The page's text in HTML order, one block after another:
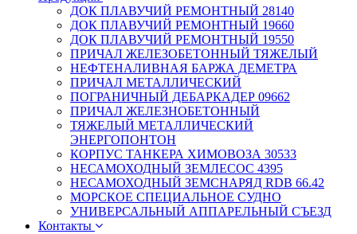
ДОК ПЛАВУЧИЙ РЕМОНТНЫЙ 28140
ДОК ПЛАВУЧИЙ РЕМОНТНЫЙ 19660
ДОК ПЛАВУЧИЙ РЕМОНТНЫЙ 19550
ПРИЧАЛ ЖЕЛЕЗОБЕТОННЫЙ ТЯЖЕЛЫЙ
НЕФТЕНАЛИВНАЯ БАРЖА ДЕМЕТРА
ПРИЧАЛ МЕТАЛЛИЧЕСКИЙ
ПОГРАНИЧНЫЙ ДЕБАРКАДЕР 09662
ПРИЧАЛ ЖЕЛЕЗНОБЕТОННЫЙ
ТЯЖЕЛЫЙ МЕТАЛЛИЧЕСКИЙ
ЭНЕРГОПОНТОН
КОРПУС ТАНКЕРА ХИМОВОЗА 30533
НЕСАМОХОДНЫЙ ЗЕМЛЕСОС 4395
НЕСАМОХОДНЫЙ ЗЕМСНАРЯД RDB 66.42
МОРСКОЕ СПЕЦИАЛЬНОЕ СУДНО
УНИВЕРСАЛЬНЫЙ АППАРЕЛЬНЫЙ СЪЕЗД
Контакты